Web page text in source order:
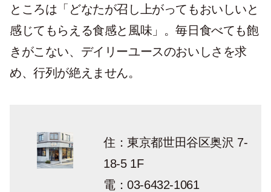
ところは「どなたが召し上がってもおいしいと
感じてもらえる食感と風味」。毎日食べても飽
きがこない、デイリーユースのおいしさを求
め、行列が絶えません。
住：東京都世田谷区奥沢 7-
18-5 1F
電：03-6432-1061